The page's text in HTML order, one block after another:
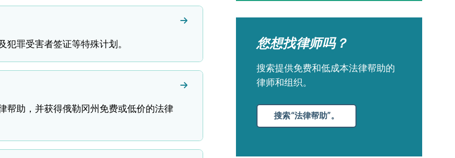
罪受害者签证等特殊计划。
帮助，并获得俄勒冈州免费或低价的法律
您想找律师吗？
搜索提供免费和低成本法律帮助的
律师和组织。
搜索“法律帮助”。